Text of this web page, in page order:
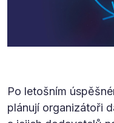
Po letošním
plánují organizátoři